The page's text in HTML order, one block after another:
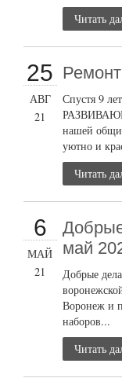
Читать
25
АВГ
21
Спустя 9
нашей
уютно и
Читать
6
МАЙ
21
май
Добрые
Воронеж и
наборов...
Читать